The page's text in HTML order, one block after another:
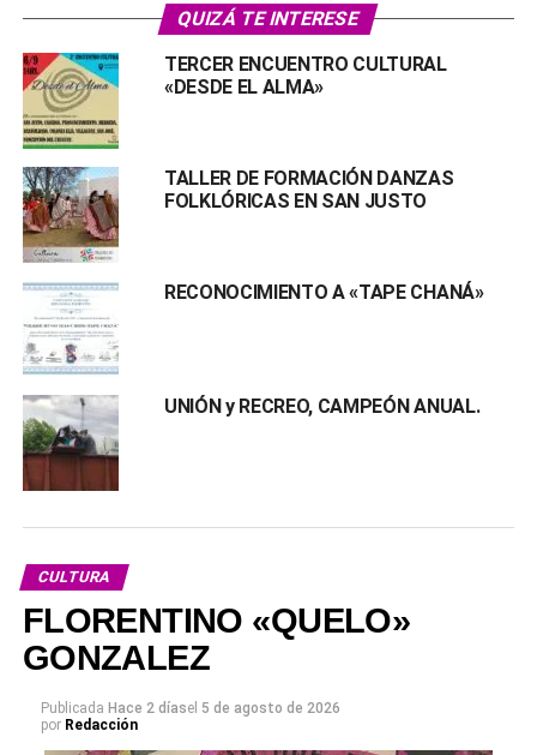
QUIZÁ TE INTERESE
TERCER ENCUENTRO CULTURAL
«DESDE EL ALMA»
TALLER DE FORMACIÓN DANZAS
FOLKLÓRICAS EN SAN JUSTO
RECONOCIMIENTO A «TAPE CHANÁ»
UNIÓN y RECREO, CAMPEÓN ANUAL.
CULTURA
FLORENTINO «QUELO»
GONZALEZ
Publicada Hace 2 díasel 5 de agosto de 2026
por Redacción